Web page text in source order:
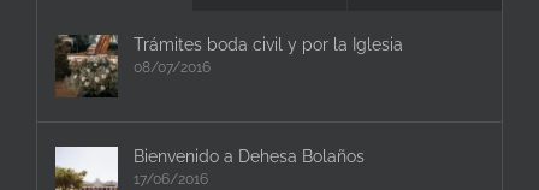
Trámites boda civil y por la Iglesia
08/07/2016
Bienvenido a Dehesa Bolaños
17/06/2016